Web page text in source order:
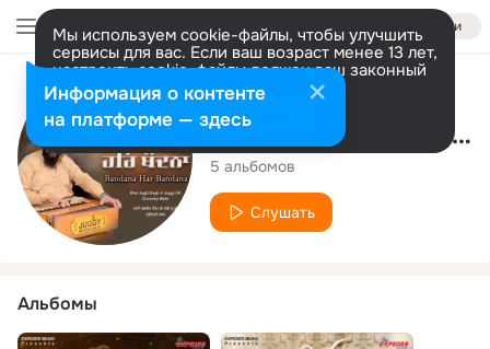
Войти
Мы используем cookie-файлы, чтобы улучшить
сервисы для вас. Если ваш возраст менее 13 лет,
настроить cookie-файлы должен ваш законный
представитель. Больше информации
Разрешить все Настроить
Исполнитель
Bhai Jagjit Singh Ji Juggy UK (Coventry Wale)
5 альбомов
Слушать
Альбомы
Информация о контенте
на платформе — здесь